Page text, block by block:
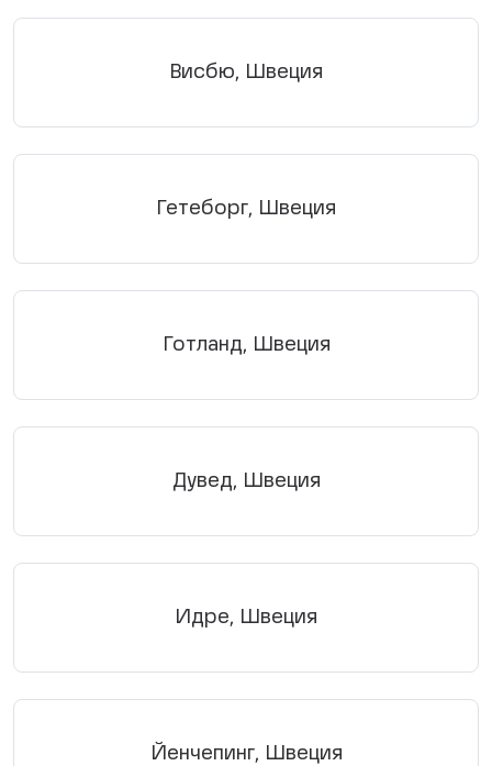
Висбю, Швеция
Гетеборг, Швеция
Готланд, Швеция
Дувед, Швеция
Идре, Швеция
Йенчепинг, Швеция